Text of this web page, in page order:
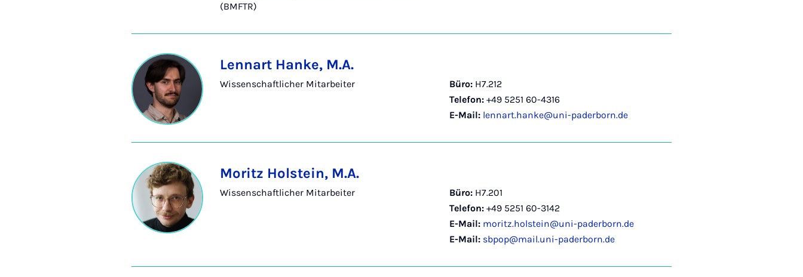
(BMFTR)
Lennart Hanke, M.A.
Wissenschaftlicher Mitarbeiter Büro: H7.212
Telefon: +49 5251 60-4316
E-Mail: lennart.hanke@uni-paderborn.de
Moritz Holstein, M.A.
Wissenschaftlicher Mitarbeiter Büro: H7.201
Telefon: +49 5251 60-3142
E-Mail: moritz.holstein@uni-paderborn.de
E-Mail: sbpop@mail.uni-paderborn.de